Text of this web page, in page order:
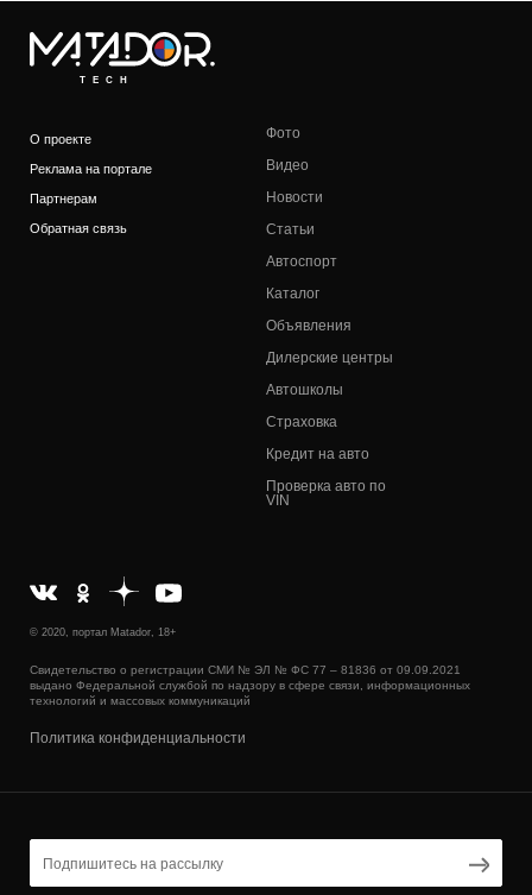
TECH
О проекте
Реклама на портале
Партнерам
Обратная связь
Фото
Видео
Новости
Статьи
Автоспорт
Каталог
Объявления
Дилерские центры
Автошколы
Страховка
Кредит на авто
Проверка авто по
VIN
© 2020, портал Matador, 18+
Свидетельство о регистрации СМИ № ЭЛ № ФС 77 – 81836 от 09.09.2021
выдано Федеральной службой по надзору в сфере связи, информационных
технологий и массовых коммуникаций
Политика конфиденциальности